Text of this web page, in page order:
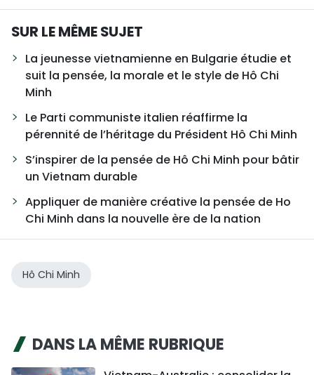
SUR LE MÊME SUJET
La jeunesse vietnamienne en Bulgarie étudie et
suit la pensée, la morale et le style de Hô Chi
Minh
Le Parti communiste italien réaffirme la
pérennité de l’héritage du Président Hô Chi Minh
S’inspirer de la pensée de Hô Chi Minh pour bâtir
un Vietnam durable
Appliquer de manière créative la pensée de Ho
Chi Minh dans la nouvelle ère de la nation
Hô Chi Minh
DANS LA MÊME RUBRIQUE